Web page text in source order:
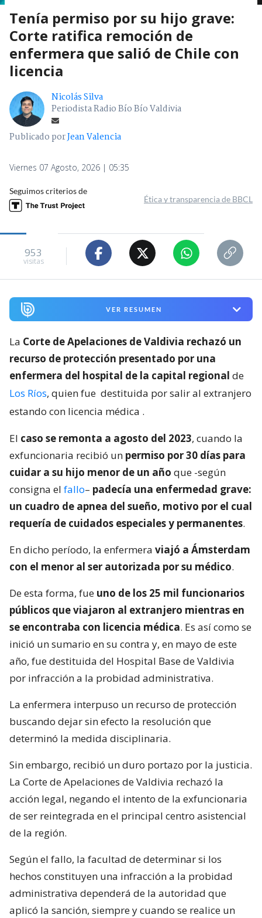
Tenía permiso por su hijo grave:
Corte ratifica remoción de
enfermera que salió de Chile con
licencia
Nicolás Silva
Periodista Radio Bío Bío Valdivia
Publicado porJean Valencia
Viernes 07 Agosto, 2026 | 05:35
Seguimos criterios de
Ética y transparencia de BBCL
953
visitas
VER RESUMEN
La Corte de Apelaciones de Valdivia rechazó un
recurso de protección presentado por una
enfermera del hospital de la capital regional de
Los Ríos, quien fue destituida por salir al extranjero
estando con licencia médica .
El caso se remonta a agosto del 2023, cuando la
exfuncionaria recibió un permiso por 30 días para
cuidar a su hijo menor de un año que -según
consigna el fallo– padecía una enfermedad grave:
un cuadro de apnea del sueño, motivo por el cual
requería de cuidados especiales y permanentes.
En dicho período, la enfermera viajó a Ámsterdam
con el menor al ser autorizada por su médico.
De esta forma, fue uno de los 25 mil funcionarios
públicos que viajaron al extranjero mientras en
se encontraba con licencia médica. Es así como se
inició un sumario en su contra y, en mayo de este
año, fue destituida del Hospital Base de Valdivia
por infracción a la probidad administrativa.
La enfermera interpuso un recurso de protección
buscando dejar sin efecto la resolución que
determinó la medida disciplinaria.
Sin embargo, recibió un duro portazo por la justicia.
La Corte de Apelaciones de Valdivia rechazó la
acción legal, negando el intento de la exfuncionaria
de ser reintegrada en el principal centro asistencial
de la región.
Según el fallo, la facultad de determinar si los
hechos constituyen una infracción a la probidad
administrativa dependerá de la autoridad que
aplicó la sanción, siempre y cuando se realice un